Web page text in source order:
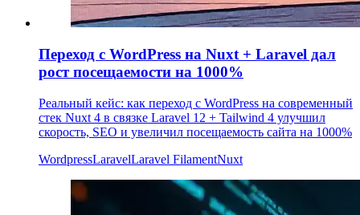
Переход с WordPress на Nuxt + Laravel дал
рост посещаемости на 1000%
Реальный кейс: как переход с WordPress на современный
стек Nuxt 4 в связке Laravel 12 + Tailwind 4 улучшил
скорость, SEO и увеличил посещаемость сайта на 1000%
WordpressLaravelLaravel FilamentNuxt